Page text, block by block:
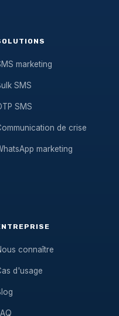
marketing
SMS
SMS
de crise
marketing
connaître
d'usage